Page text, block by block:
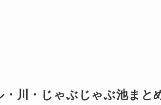
・川・じゃぶじゃぶ池まと